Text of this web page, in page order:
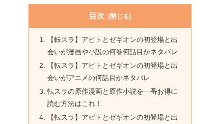
目次
【転スラ】アピトとゼギオンの初登場と出
会いが漫画や小説の何巻何話目かネタバレ
【転スラ】アピトとゼギオンの初登場と出
会いがアニメの何話目かネタバレ
転スラの原作漫画と原作小説を一番お得に
読む方法はこれ！
【転スラ】アピトとゼギオンの初登場と出